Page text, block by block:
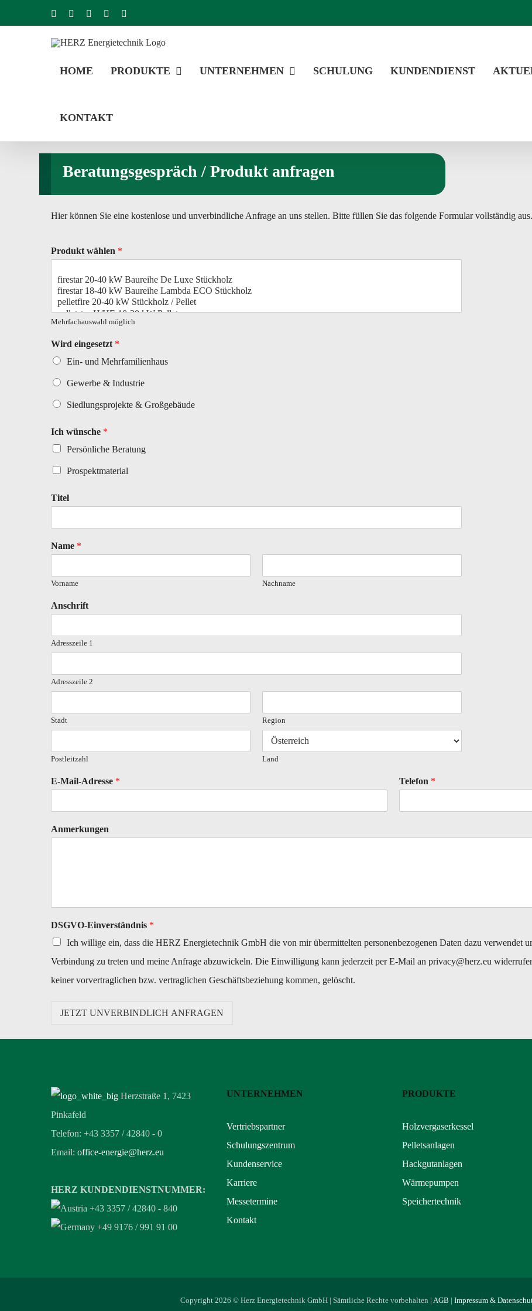
Inhalt
FacebookYouTubeInstagramLinkedIn
HOME PRODUKTE UNTERNEHMEN SCHULUNG KUNDENDIENST
KONTAKT
Beratungsgespräch / Produkt anfragen
Hier können Sie eine kostenlose und unverbindliche Anfrage an uns stellen. Bitte füllen Sie das folgende Formular vollständig aus.
Produkt wählen *
Mehrfachauswahl möglich
Wird eingesetzt *
Ein- und Mehrfamilienhaus
Gewerbe & Industrie
Siedlungsprojekte & Großgebäude
Ich wünsche *
Persönliche Beratung
Prospektmaterial
Titel
Name *
Vorname Nachname
Anschrift
Adresszeile 1
Adresszeile 2
Stadt Region
Postleitzahl Land
E-Mail-Adresse * Telefon *
Anmerkungen
DSGVO-Einverständnis *
Ich willige ein, dass die HERZ Energietechnik GmbH die von mir übermittelten personenbezogenen Daten dazu verwendet
Verbindung zu treten und meine Anfrage abzuwickeln. Die Einwilligung kann jederzeit per E-Mail an privacy@herz.eu
keiner vorvertraglichen bzw. vertraglichen Geschäftsbeziehung kommen, gelöscht.
JETZT UNVERBINDLICH ANFRAGEN
Herzstraße 1, 7423
Pinkafeld
Telefon: +43 3357 / 42840 - 0
Email: office-energie@herz.eu
HERZ KUNDENDIENSTNUMMER:
+43 3357 / 42840 - 840
+49 9176 / 991 91 00
UNTERNEHMEN
Vertriebspartner
Schulungszentrum
Kundenservice
Karriere
Messetermine
Kontakt
PRODUKTE
Holzvergaserkessel
Pelletsanlagen
Hackgutanlagen
Wärmepumpen
Speichertechnik
Copyright 2026 © Herz Energietechnik GmbH | Sämtliche Rechte vorbehalten | AGB | Impressum &